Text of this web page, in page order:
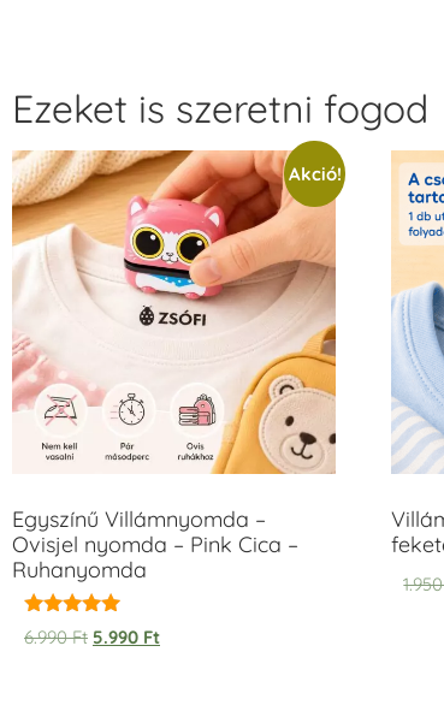
Ezeket is szeretni fogod
Akció!
Egyszínű Villámnyomda –
Ovisjel nyomda – Pink Cica –
Ruhanyomda
Értékelés:
5.00
6.990Ft 5.990 Ft